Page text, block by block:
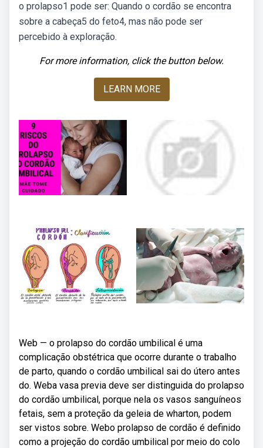
o prolapso1 pode ser: Quando o cordão se encontra
sobre a cabeça5 do feto4, mas não pode ser
percebido à exploração.
For more information, click the button below.
LEARN MORE
Web — o prolapso do cordão umbilical é uma
complicação obstétrica que ocorre durante o trabalho
de parto, quando o cordão umbilical sai do útero antes
do. Weba vasa previa deve ser distinguida do prolapso
do cordão umbilical, porque nela os vasos sanguíneos
fetais, sem a proteção da geleia de wharton, podem
ser vistos sobre. Webo prolapso de cordão é definido
como a projeção do cordão umbilical por meio do colo